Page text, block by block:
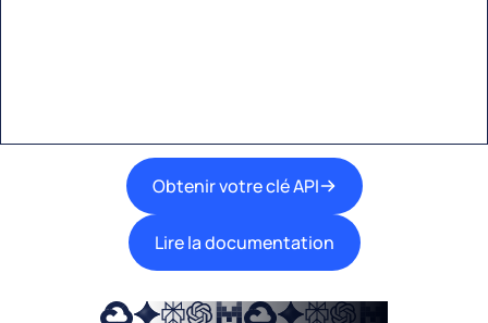
Obtenir votre clé API
Lire la documentation